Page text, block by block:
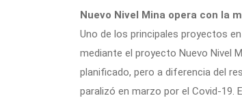
Nuevo Nivel Mina opera con la
Uno de los principales proyectos
mediante el proyecto Nuevo Nivel
planificado, pero a diferencia del
paralizó en marzo por el Covid-19.